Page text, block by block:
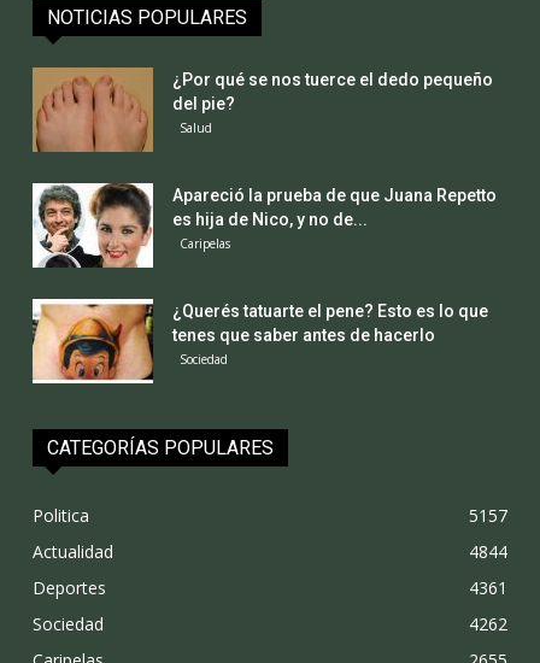
NOTICIAS POPULARES
¿Por qué se nos tuerce el dedo pequeño
del pie?
Salud
Apareció la prueba de que Juana Repetto
es hija de Nico, y no de...
Caripelas
¿Querés tatuarte el pene? Esto es lo que
tenes que saber antes de hacerlo
Sociedad
CATEGORÍAS POPULARES
Politica
5157
Actualidad
4844
Deportes
4361
Sociedad
4262